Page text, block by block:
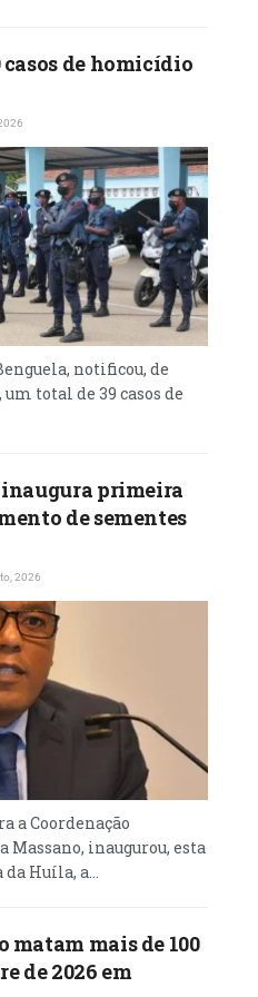
o município do
(BUAP) para
do registo eleitoral.
de homicídio
notificou, de
total de 39 casos de
primeira
de sementes
2026
a Coordenação
Massano, inaugurou, esta
Huíla, a...
matam mais de 100
de 2026 em